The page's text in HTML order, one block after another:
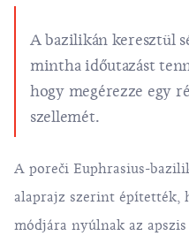
A bazilikán keresztül
mintha időutazást
hogy megérezze egy
szellemét.
A poreči Euphrasius-
alaprajz szerint építették,
módjára nyúlnak az